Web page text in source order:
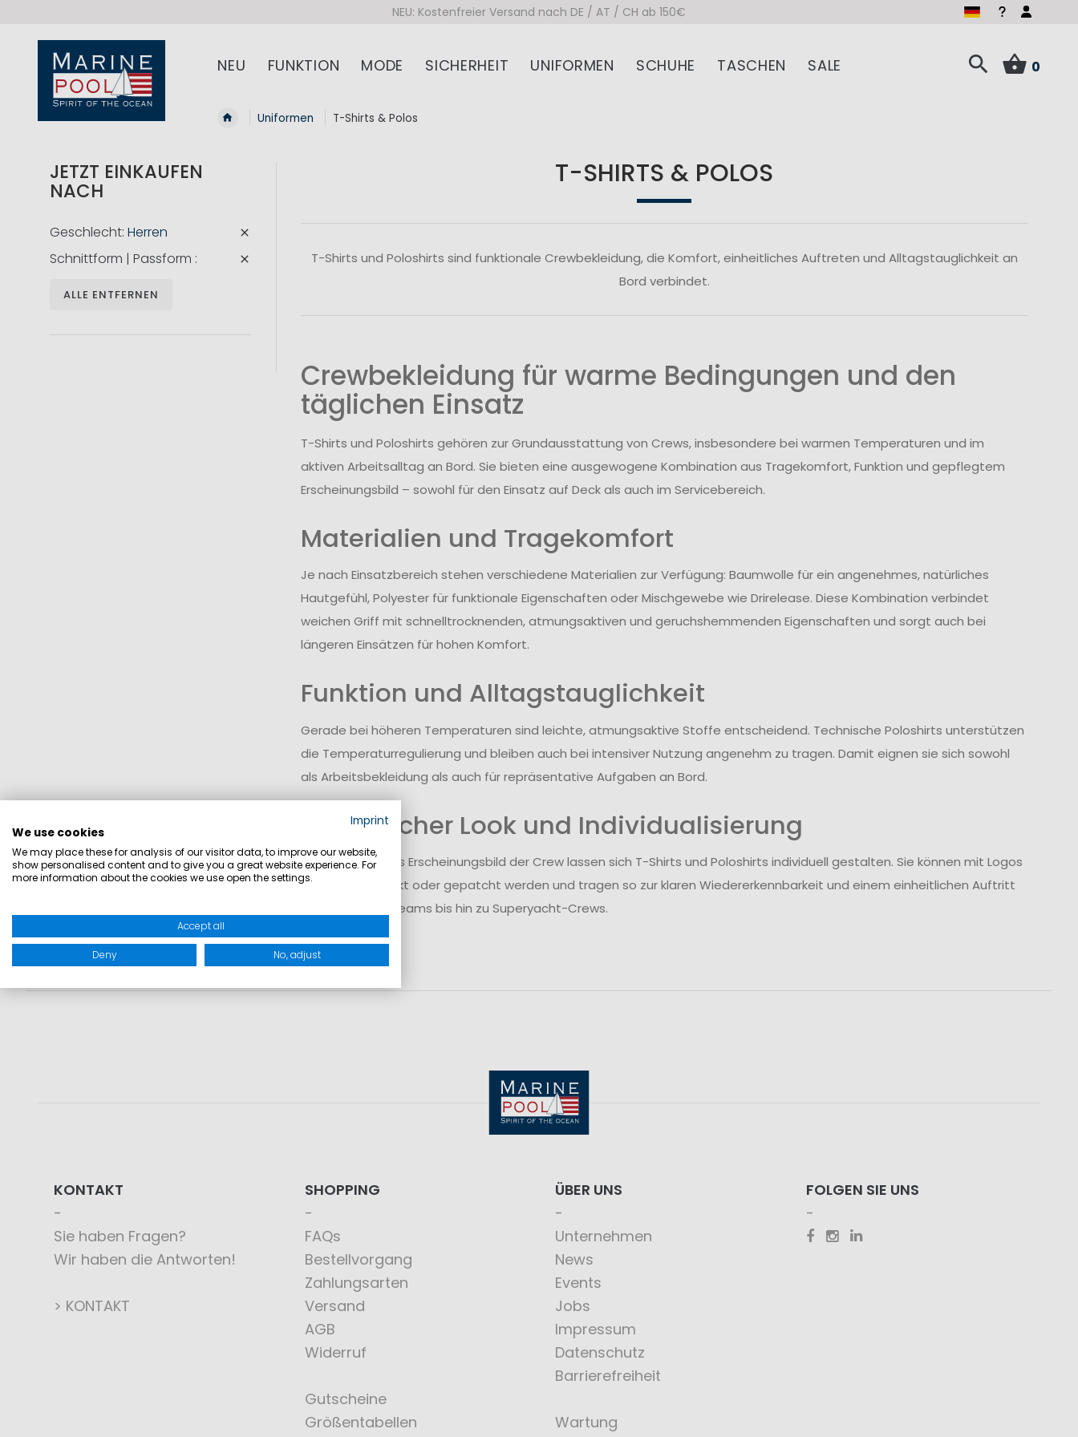
NEU: Kostenfreier Versand nach DE / AT / CH ab 150€
NEU FUNKTION MODE SICHERHEIT UNIFORMEN SCHUHE TASCHEN SALE 0
Uniformen T-Shirts & Polos
T-SHIRTS & POLOS
T-Shirts und Poloshirts sind funktionale Crewbekleidung, die Komfort, einheitliches Auftreten und Alltagstauglichkeit an
Bord verbindet.
Crewbekleidung für warme Bedingungen und den
täglichen Einsatz
T-Shirts und Poloshirts gehören zur Grundausstattung von Crews, insbesondere bei warmen Temperaturen und im
aktiven Arbeitsalltag an Bord. Sie bieten eine ausgewogene Kombination aus Tragekomfort, Funktion und gepflegtem
Erscheinungsbild – sowohl für den Einsatz auf Deck als auch im Servicebereich.
Materialien und Tragekomfort
Je nach Einsatzbereich stehen verschiedene Materialien zur Verfügung: Baumwolle für ein angenehmes, natürliches
Hautgefühl, Polyester für funktionale Eigenschaften oder Mischgewebe wie Drirelease. Diese Kombination verbindet
weichen Griff mit schnelltrocknenden, atmungsaktiven und geruchshemmenden Eigenschaften und sorgt auch bei
längeren Einsätzen für hohen Komfort.
Funktion und Alltagstauglichkeit
Gerade bei höheren Temperaturen sind leichte, atmungsaktive Stoffe entscheidend. Technische Poloshirts unterstützen
die Temperaturregulierung und bleiben auch bei intensiver Nutzung angenehm zu tragen. Damit eignen sie sich sowohl
als Arbeitsbekleidung als auch für repräsentative Aufgaben an Bord.
Einheitlicher Look und Individualisierung
Für ein stimmiges Erscheinungsbild der Crew lassen sich T-Shirts und Poloshirts individuell gestalten. Sie können mit Logos
bedruckt, bestickt oder gepatcht werden und tragen so zur klaren Wiedererkennbarkeit und einem einheitlichen Auftritt
bei – von Segelteams bis hin zu Superyacht-Crews.
JETZT EINKAUFEN
NACH
Geschlecht Herren
Schnittform | Passform
ALLE ENTFERNEN
KONTAKT
Sie haben Fragen?
Wir haben die Antworten!
> KONTAKT
SHOPPING
FAQs
Bestellvorgang
Zahlungsarten
Versand
AGB
Widerruf
Gutscheine
Größentabellen
ÜBER UNS
Unternehmen
News
Events
Jobs
Impressum
Datenschutz
Barrierefreiheit
Wartung
FOLGEN SIE UNS
Imprint
We use cookies
We may place these for analysis of our visitor data, to improve our website,
show personalised content and to give you a great website experience. For
more information about the cookies we use open the settings.
Accept all
Deny No, adjust